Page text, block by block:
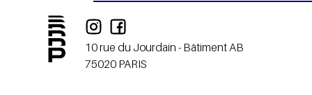
l’article
10 rue du Jourdain - Bâtiment AB
75020 PARIS